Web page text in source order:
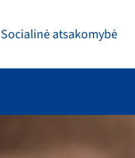
Socialinė atsakomybė